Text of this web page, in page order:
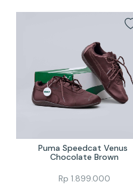
Puma Speedcat Venus
Chocolate Brown
Rp 1.899.000